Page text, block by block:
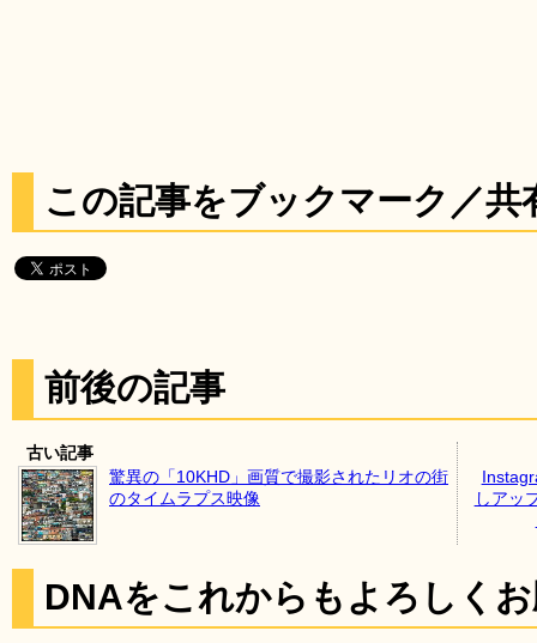
この記事をブックマーク／共
前後の記事
古い記事
驚異の「10KHD」画質で撮影されたリオの街
のタイムラプス映像
しアッ
DNAをこれからもよろしく